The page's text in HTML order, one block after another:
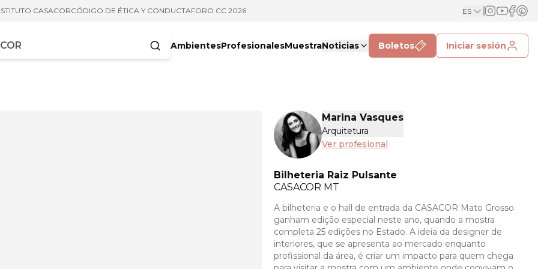
CASACORCÓDIGO DE ÉTICA Y CONDUCTAFORO CC 2026 ES
AmbientesProfesionalesMuestraNoticias Boletos Iniciar sesión
Marina Vasques
Arquitetura
Ver profesional
Bilheteria Raiz Pulsante
CASACOR MT
A bilheteria e o hall de entrada da CASACOR Mato Grosso
ganham edição especial neste ano, quando a mostra
completa 25 edições no Estado. A ideia da designer de
interiores, que se apresenta ao mercado enquanto
profissional da área, é criar um impacto para quem chega